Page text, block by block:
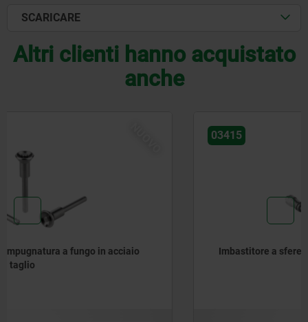
SCARICARE
Altri clienti hanno acquistato
anche
Imbastitore a sfere con elevata resistenza al taglio